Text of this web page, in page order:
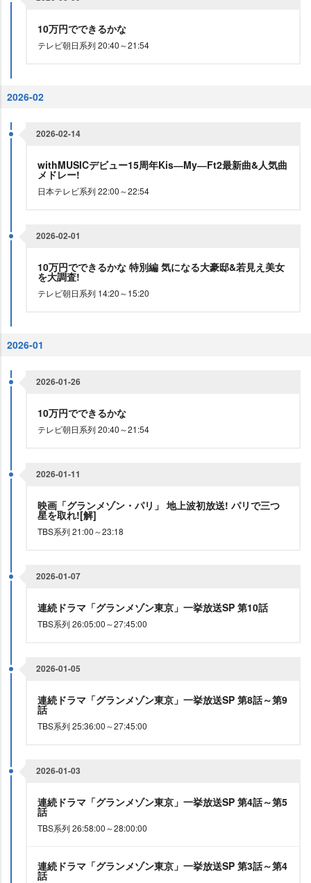
10万円でできるかな
テレビ朝日系列 20:40～21:54
2026-02
2026-02-14
withMUSICデビュー15周年Kis―My―Ft2最新曲&人気曲
メドレー!
日本テレビ系列 22:00～22:54
2026-02-01
10万円でできるかな 特別編 気になる大豪邸&若見え美女
を大調査!
テレビ朝日系列 14:20～15:20
2026-01
2026-01-26
10万円でできるかな
テレビ朝日系列 20:40～21:54
2026-01-11
映画「グランメゾン・パリ」 地上波初放送! パリで三つ
星を取れ![解]
TBS系列 21:00～23:18
2026-01-07
連続ドラマ「グランメゾン東京」一挙放送SP 第10話
TBS系列 26:05:00～27:45:00
2026-01-05
連続ドラマ「グランメゾン東京」一挙放送SP 第8話～第9
話
TBS系列 25:36:00～27:45:00
2026-01-03
連続ドラマ「グランメゾン東京」一挙放送SP 第4話～第5
話
TBS系列 26:58:00～28:00:00
連続ドラマ「グランメゾン東京」一挙放送SP 第3話～第4
話